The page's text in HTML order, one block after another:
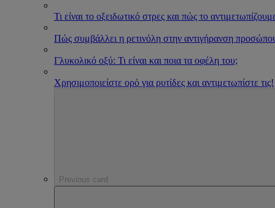
Τι είναι το οξειδωτικό στρες και πώς το
Πώς συμβάλλει η ρετινόλη στην αντιγήρανση
Γλυκολικό οξύ: Τι είναι και ποια τα οφέλη του;
Χρησιμοποιείστε ορό για ρυτίδες και αντιμετωπίστε τις!
Previous card